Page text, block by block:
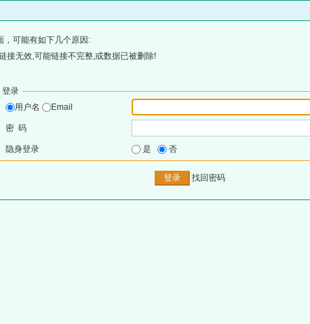
，可能有如下几个原因:
接无效,可能链接不完整,或数据已被删除!
登录
用户名
Email
密 码
隐身登录 是 否
找回密码